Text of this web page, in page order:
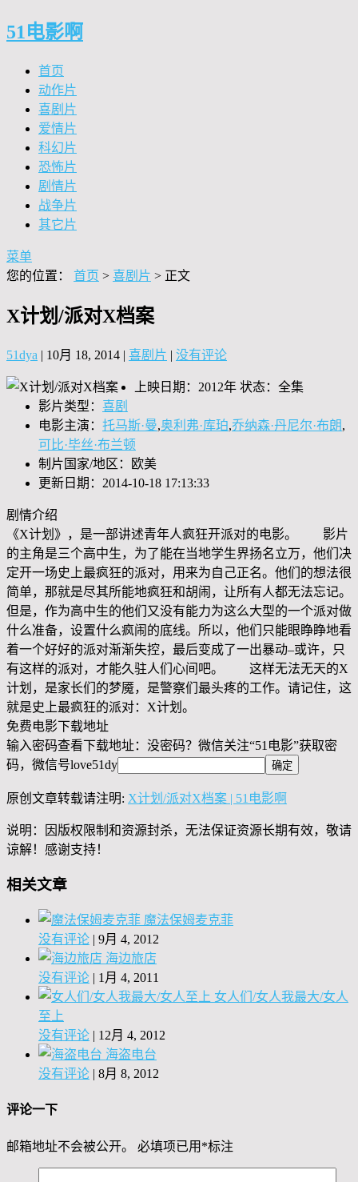
51电影啊
首页
动作片
喜剧片
爱情片
科幻片
恐怖片
剧情片
战争片
其它片
菜单
您的位置： 首页 > 喜剧片 > 正文
X计划/派对X档案
51dya | 10月 18, 2014 | 喜剧片 | 没有评论
上映日期：2012年 状态：全集
影片类型： 喜剧
电影主演： 托马斯·曼,奥利弗·库珀,乔纳森·丹尼尔·布朗,
可比·毕丝·布兰顿
制片国家/地区：欧美
更新日期：2014-10-18 17:13:33
剧情介绍
《X计划》，是一部讲述青年人疯狂开派对的电影。 影片
的主角是三个高中生，为了能在当地学生界扬名立万，他们决
定开一场史上最疯狂的派对，用来为自己正名。他们的想法很
简单，那就是尽其所能地疯狂和胡闹，让所有人都无法忘记。
但是，作为高中生的他们又没有能力为这么大型的一个派对做
什么准备，设置什么疯闹的底线。所以，他们只能眼睁睁地看
着一个好好的派对渐渐失控，最后变成了一出暴动–或许，只
有这样的派对，才能久驻人们心间吧。 这样无法无天的X
计划，是家长们的梦魇，是警察们最头疼的工作。请记住，这
就是史上最疯狂的派对：X计划。
免费电影下载地址
输入密码查看下载地址：没密码？微信关注“51电影”获取密
码，微信号love51dy
原创文章转载请注明: X计划/派对X档案 | 51电影啊
说明：因版权限制和资源封杀，无法保证资源长期有效，敬请
谅解！感谢支持！
相关文章
魔法保姆麦克菲
没有评论 | 9月 4, 2012
海边旅店
没有评论 | 1月 4, 2011
女人们/女人我最大/女人
至上
没有评论 | 12月 4, 2012
海盗电台
没有评论 | 8月 8, 2012
评论一下
邮箱地址不会被公开。 必填项已用 *标注